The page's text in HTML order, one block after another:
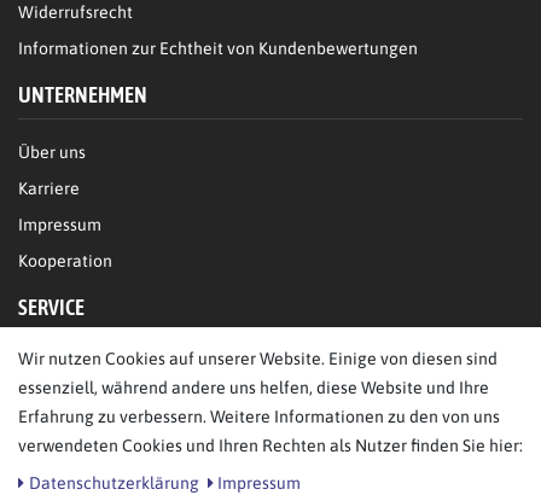
Widerrufsrecht
Informationen zur Echtheit von Kundenbewertungen
UNTERNEHMEN
Über uns
Karriere
Impressum
Kooperation
SERVICE
FAQ/Hilfe
Datenschutz
AGB
Wir nutzen Cookies auf unserer Website. Einige von diesen sind
essenziell, während andere uns helfen, diese Website und Ihre
Erfahrung zu verbessern. Weitere Informationen zu den von uns
verwendeten Cookies und Ihren Rechten als Nutzer finden Sie hier:
Daten­schutz­erklärung
Impressum